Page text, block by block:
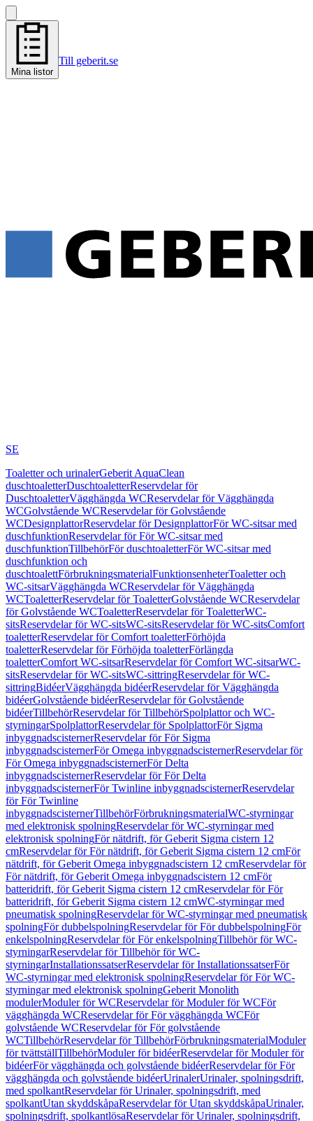
Mina listor
Till geberit.se
SE
Toaletter och urinalerGeberit AquaClean
duschtoaletterDuschtoaletterReservdelar för
DuschtoaletterVägghängda WCReservdelar för Vägghängda
WCGolvstående WCReservdelar för Golvstående
WCDesignplattorReservdelar för DesignplattorFör WC-sitsar med
duschfunktionReservdelar för För WC-sitsar med
duschfunktionTillbehörFör duschtoaletterFör WC-sitsar med
duschfunktion och
duschtoalettFörbrukningsmaterialFunktionsenheterToaletter och
WC-sitsarVägghängda WCReservdelar för Vägghängda
WCToaletterReservdelar för ToaletterGolvstående WCReservdelar
för Golvstående WCToaletterReservdelar för ToaletterWC-
sitsReservdelar för WC-sitsWC-sitsReservdelar för WC-sitsComfort
toaletterReservdelar för Comfort toaletterFörhöjda
toaletterReservdelar för Förhöjda toaletterFörlängda
toaletterComfort WC-sitsarReservdelar för Comfort WC-sitsarWC-
sitsReservdelar för WC-sitsWC-sittringReservdelar för WC-
sittringBidéerVägghängda bidéerReservdelar för Vägghängda
bidéerGolvstående bidéerReservdelar för Golvstående
bidéerTillbehörReservdelar för TillbehörSpolplattor och WC-
styrningarSpolplattorReservdelar för SpolplattorFör Sigma
inbyggnadscisternerReservdelar för För Sigma
inbyggnadscisternerFör Omega inbyggnadscisternerReservdelar för
För Omega inbyggnadscisternerFör Delta
inbyggnadscisternerReservdelar för För Delta
inbyggnadscisternerFör Twinline inbyggnadscisternerReservdelar
för För Twinline
inbyggnadscisternerTillbehörFörbrukningsmaterialWC-styrningar
med elektronisk spolningReservdelar för WC-styrningar med
elektronisk spolningFör nätdrift, för Geberit Sigma cistern 12
cmReservdelar för För nätdrift, för Geberit Sigma cistern 12 cmFör
nätdrift, för Geberit Omega inbyggnadscistern 12 cmReservdelar för
För nätdrift, för Geberit Omega inbyggnadscistern 12 cmFör
batteridrift, för Geberit Sigma cistern 12 cmReservdelar för För
batteridrift, för Geberit Sigma cistern 12 cmWC-styrningar med
pneumatisk spolningReservdelar för WC-styrningar med pneumatisk
spolningFör dubbelspolningReservdelar för För dubbelspolningFör
enkelspolningReservdelar för För enkelspolningTillbehör för WC-
styrningarReservdelar för Tillbehör för WC-
styrningarInstallationssatserReservdelar för InstallationssatserFör
WC-styrningar med elektronisk spolningReservdelar för För WC-
styrningar med elektronisk spolningGeberit Monolith
modulerModuler för WCReservdelar för Moduler för WCFör
vägghängda WCReservdelar för För vägghängda WCFör
golvstående WCReservdelar för För golvstående
WCTillbehörReservdelar för TillbehörFörbrukningsmaterialModuler
för tvättställTillbehörModuler för bidéerReservdelar för Moduler för
bidéerFör vägghängda och golvstående bidéerReservdelar för För
vägghängda och golvstående bidéerUrinalerUrinaler, spolningsdrift,
med spolkantReservdelar för Urinaler, spolningsdrift, med
spolkantUtan skyddskåpaReservdelar för Utan skyddskåpaUrinaler,
spolningsdrift, spolkantlösaReservdelar för Urinaler, spolningsdrift,